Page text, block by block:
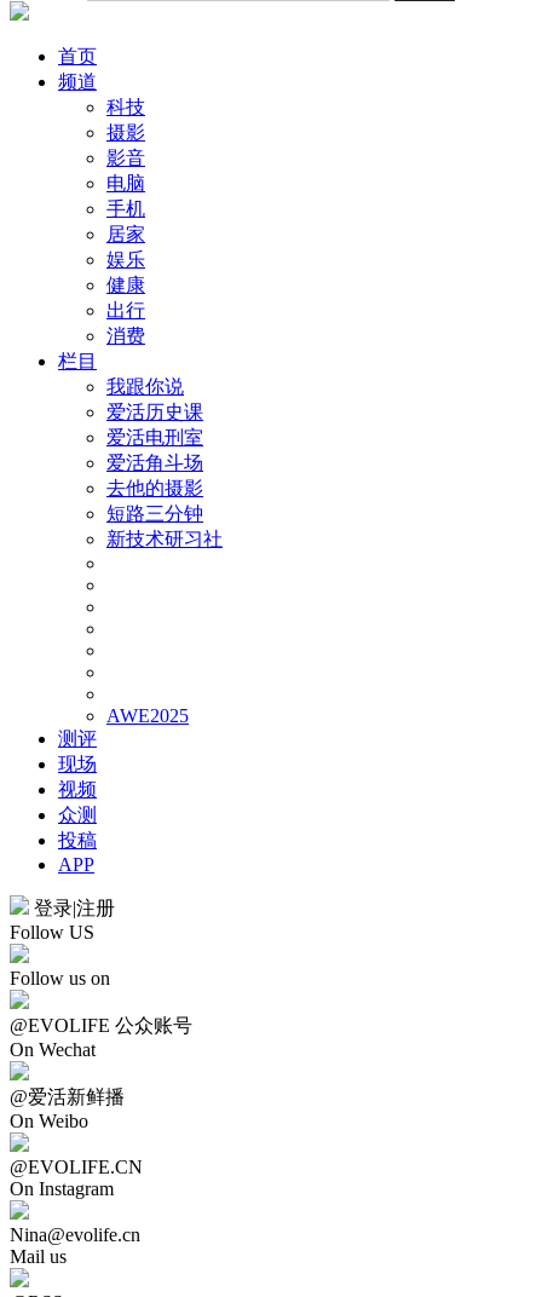
首页
频道
科技
摄影
影音
电脑
手机
居家
娱乐
健康
出行
消费
栏目
我跟你说
爱活历史课
爱活电刑室
爱活角斗场
去他的摄影
短路三分钟
新技术研习社
AWE2025
测评
现场
视频
众测
投稿
APP
登录|注册
Follow US
Follow us on
@EVOLIFE 公众账号
On Wechat
@爱活新鲜播
On Weibo
@EVOLIFE.CN
On Instagram
Nina@evolife.cn
Mail us